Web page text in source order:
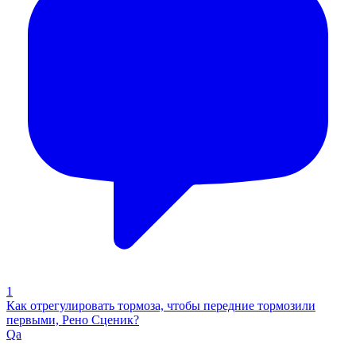
1
Как отрегулировать тормоза, чтобы передние тормозили
первыми, Рено Сценик?
Qa